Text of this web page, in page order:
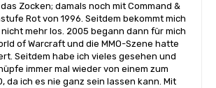
Zocken; damals noch mit Command &
Rot von 1996. Seitdem bekommt mich
mehr los. 2005 begann dann für mich
of Warcraft und die MMO-Szene hatte
Seitdem habe ich vieles gesehen und
immer mal wieder von einem zum
da ich es nie ganz sein lassen kann. Mit